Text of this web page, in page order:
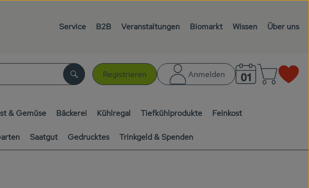
Service B2B Veranstaltungen Biomarkt Wissen Über uns
Registrieren Anmelden
Suchen
& Gemüse Bäckerei Kühlregal Tiefkühlprodukte Feinkost
Saatgut Gedrucktes Trinkgeld & Spenden